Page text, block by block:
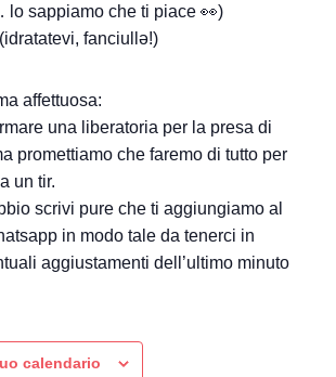
sappiamo che ti piace 👀)
fanciullə!)
affettuosa:
una liberatoria per la presa di
promettiamo che faremo di tutto per
un tir.
scrivi pure che ti aggiungiamo al
in modo tale da tenerci in
aggiustamenti dell’ultimo minuto
calendario